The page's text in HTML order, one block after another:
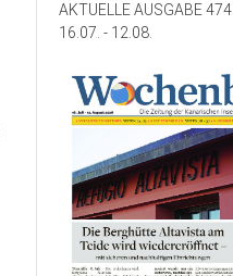
AKTUELLE AUSGABE 474
16.07. - 12.08.